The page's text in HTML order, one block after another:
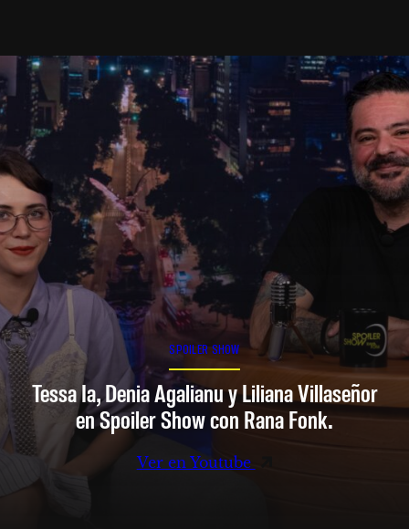
SPOILER SHOW
Tessa Ia, Denia Agalianu y Liliana Villaseñor
en Spoiler Show con Rana Fonk.
Ver en Youtube